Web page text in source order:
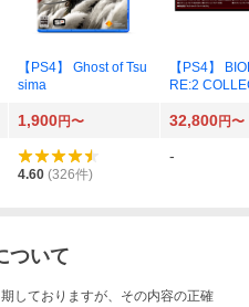
【PS4】 Ghost of Tsu
sima
【PS4】
RE:2
1,900円〜 32,800円〜
4.60 (326件)
-
ついて
しておりますが、その内容の正確